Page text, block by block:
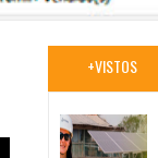
+VISTOS